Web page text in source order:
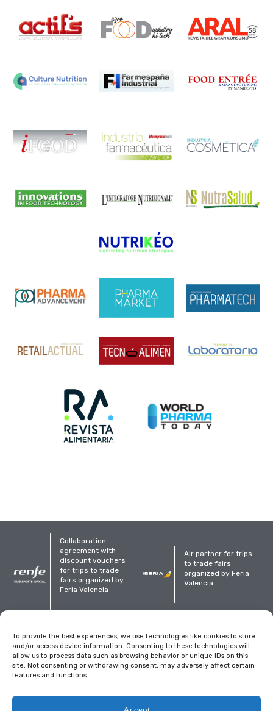
To provide the best experiences, we use technologies like cookies to store
and/or access device information. Consenting to these technologies will
allow us to process data such as browsing behavior or unique IDs on this
site. Not consenting or withdrawing consent, may adversely affect certain
features and functions.
Collaboration
agreement with
discount vouchers
for trips to trade
fairs organized by
Feria Valencia
Air partner for trips
to trade fairs
organized by Feria
Valencia